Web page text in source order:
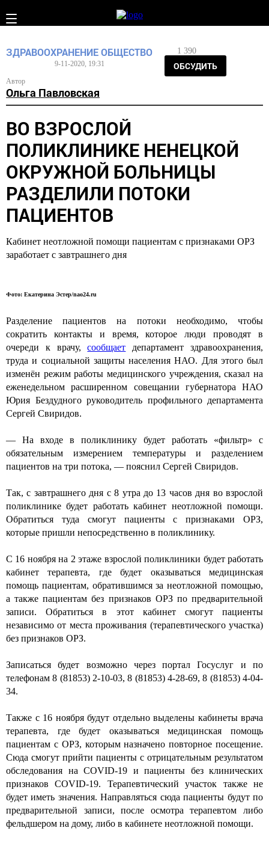
ЗДРАВООХРАНЕНИЕОБЩЕСТВО
9-11-2020, 19:31
Автор
Ольга Павловская
1 390
ОБСУДИТЬ
ВО ВЗРОСЛОЙ
ПОЛИКЛИНИКЕ НЕНЕЦКОЙ
ОКРУЖНОЙ БОЛЬНИЦЫ
РАЗДЕЛИЛИ ПОТОКИ
ПАЦИЕНТОВ
Кабинет неотложной помощи пациентам с признаками ОРЗ
заработает с завтрашнего дня
Фото: Екатерина Эстер/nao24.ru
Разделение пациентов на потоки необходимо, чтобы
сократить контакты и время, которое люди проводят в
очереди к врачу,сообщает департамент здравоохранения,
труда и социальной защиты населения НАО. Для этого был
изменён режим работы медицинского учреждения, сказал на
еженедельном расширенном совещании губернатора НАО
Юрия Бездудного руководитель профильного департамента
Сергей Свиридов.
— На входе в поликлинику будет работать «фильтр» с
обязательным измерением температуры и разделением
пациентов на три потока, — пояснил Сергей Свиридов.
Так, с завтрашнего дня с 8 утра до 13 часов дня во взрослой
поликлинике будет работать кабинет неотложной помощи.
Обратиться туда смогут пациенты с признаками ОРЗ,
которые пришли непосредственно в поликлинику.
С 16 ноября на 2 этаже взрослой поликлиники будет работать
кабинет терапевта, где будет оказываться медицинская
помощь пациентам, обратившимся за неотложной помощью,
а также пациентам без признаков ОРЗ по предварительной
записи. Обратиться в этот кабинет смогут пациенты
независимо от места проживания (терапевтического участка)
без признаков ОРЗ.
Записаться будет возможно через портал Госуслуг и по
телефонам 8 (81853) 2-10-03, 8 (81853) 4-28-69, 8 (81853) 4-04-
34.
Также с 16 ноября будут отдельно выделены кабинеты врача
терапевта, где будет оказываться медицинская помощь
пациентам с ОРЗ, которым назначено повторное посещение.
Сюда смогут прийти пациенты с отрицательным результатом
обследования на COVID-19 и пациенты без клинических
признаков COVID-19. Терапевтический участок также не
будет иметь значения. Направляться сюда пациенты будут по
предварительной записи, после осмотра терапевтом либо
фельдшером на дому, либо в кабинете неотложной помощи.